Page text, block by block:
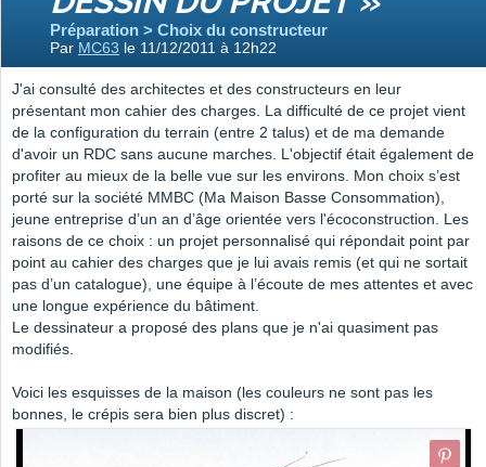
Préparation > Choix du constructeur
Par MC63 le 11/12/2011 à 12h22
J'ai consulté des architectes et des constructeurs en leur
présentant mon cahier des charges. La difficulté de ce projet vient
de la configuration du terrain (entre 2 talus) et de ma demande
d'avoir un RDC sans aucune marches. L'objectif était également de
profiter au mieux de la belle vue sur les environs. Mon choix s’est
porté sur la société MMBC (Ma Maison Basse Consommation),
jeune entreprise d’un an d’âge orientée vers l'écoconstruction. Les
raisons de ce choix : un projet personnalisé qui répondait point par
point au cahier des charges que je lui avais remis (et qui ne sortait
pas d’un catalogue), une équipe à l’écoute de mes attentes et avec
une longue expérience du bâtiment.
Le dessinateur a proposé des plans que je n'ai quasiment pas
modifiés.
Voici les esquisses de la maison (les couleurs ne sont pas les
bonnes, le crépis sera bien plus discret) :